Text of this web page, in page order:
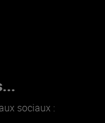
sociaux :